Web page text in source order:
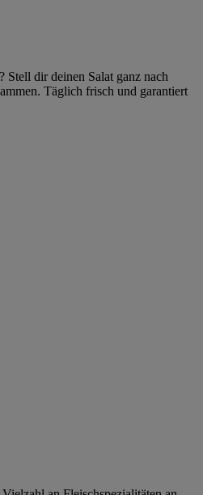
Stell dir deinen Salat ganz nach
Täglich frisch und garantiert